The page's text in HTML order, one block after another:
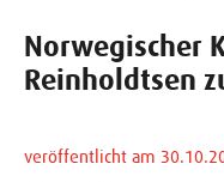
Norwegischer
Reinholdtsen
veröffentlicht am